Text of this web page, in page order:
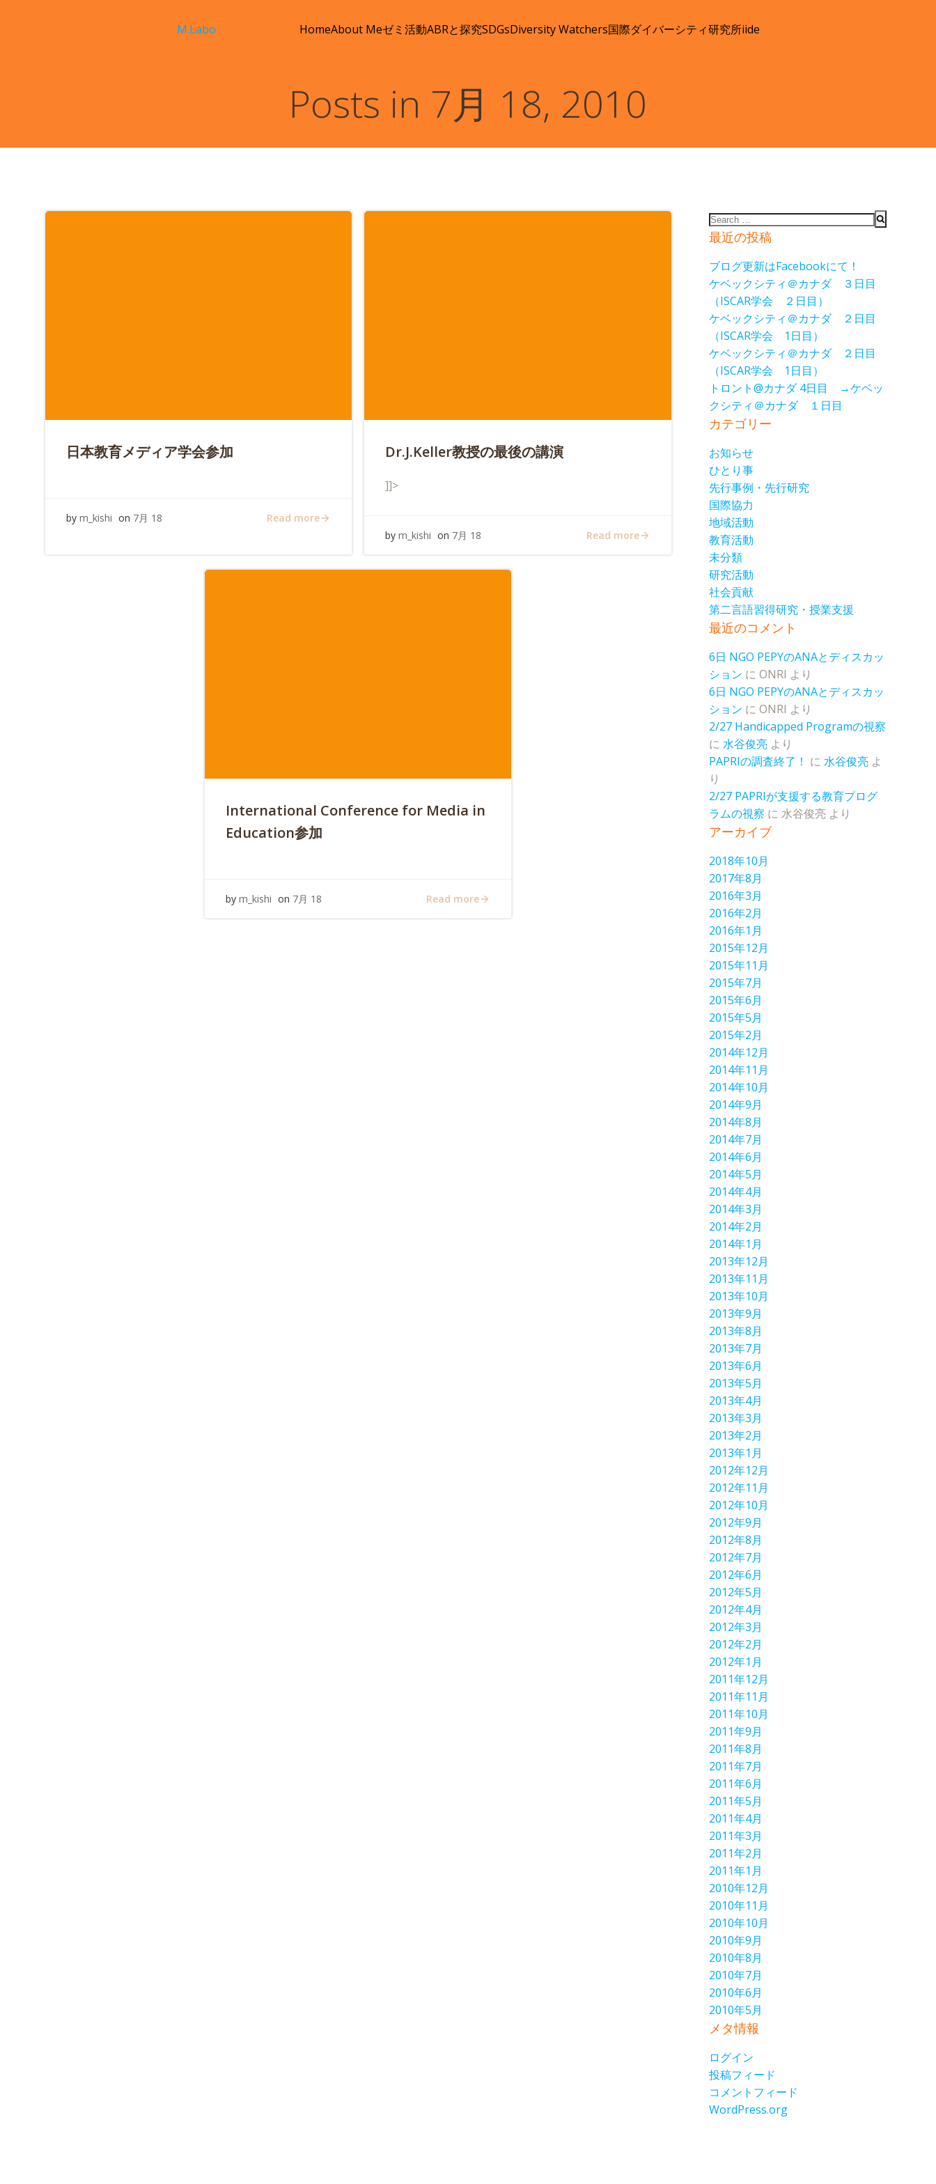
M.Labo HomeAbout Meゼミ活動ABRと探究SDGsDiversity Watchers国際ダイバーシティ研究所iide
Posts in 7月 18, 2010
日本教育メディア学会参加
by m_kishi on 7月 18 Read more
Dr.J.Keller教授の最後の講演
]]>
by m_kishi on 7月 18 Read more
International Conference for Media in
Education参加
by m_kishi on 7月 18 Read more
Search
for:
最近の投稿
ブログ更新はFacebookにて！
ケベックシティ＠カナダ ３日目
（ISCAR学会 ２日目）
ケベックシティ＠カナダ ２日目
（ISCAR学会 1日目）
ケベックシティ＠カナダ ２日目
（ISCAR学会 1日目）
トロント@カナダ 4日目 →ケベッ
クシティ＠カナダ １日目
カテゴリー
お知らせ
ひとり事
先行事例・先行研究
国際協力
地域活動
教育活動
未分類
研究活動
社会貢献
第二言語習得研究・授業支援
最近のコメント
6日 NGO PEPYのANAとディスカッ
ション に ONRI より
6日 NGO PEPYのANAとディスカッ
ション に ONRI より
2/27 Handicapped Programの視察
に 水谷俊亮より
PAPRIの調査終了！ に 水谷俊亮よ
り
2/27 PAPRIが支援する教育プログ
ラムの視察 に 水谷俊亮 より
アーカイブ
2018年10月
2017年8月
2016年3月
2016年2月
2016年1月
2015年12月
2015年11月
2015年7月
2015年6月
2015年5月
2015年2月
2014年12月
2014年11月
2014年10月
2014年9月
2014年8月
2014年7月
2014年6月
2014年5月
2014年4月
2014年3月
2014年2月
2014年1月
2013年12月
2013年11月
2013年10月
2013年9月
2013年8月
2013年7月
2013年6月
2013年5月
2013年4月
2013年3月
2013年2月
2013年1月
2012年12月
2012年11月
2012年10月
2012年9月
2012年8月
2012年7月
2012年6月
2012年5月
2012年4月
2012年3月
2012年2月
2012年1月
2011年12月
2011年11月
2011年10月
2011年9月
2011年8月
2011年7月
2011年6月
2011年5月
2011年4月
2011年3月
2011年2月
2011年1月
2010年12月
2010年11月
2010年10月
2010年9月
2010年8月
2010年7月
2010年6月
2010年5月
メタ情報
ログイン
投稿フィード
コメントフィード
WordPress.org